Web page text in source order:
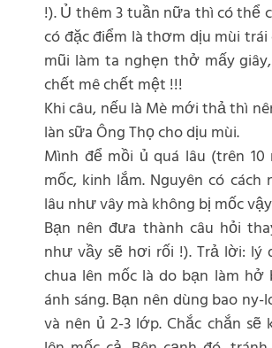
!). Ủ thêm 3 tuần nữa thì có thể
có đặc điểm là thơm dịu mùi trái
mũi làm ta nghẹn thở mấy
chết mê chết mệt !!!
Khi câu, nếu là Mè mới thả thì
làn sữa Ông Thọ cho dịu mùi.
Mình để mồi ủ quá lâu (trên
mốc, kinh lắm. Nguyên có cách
lâu như vây mà không bị mốc
Bạn nên đưa thành câu hỏi
như vầy sẽ hơi rối !). Trả lời: lý
chua lên mốc là do bạn làm hở
ánh sáng. Bạn nên dùng bao
và nên ủ 2-3 lớp. Chắc chắn sẽ